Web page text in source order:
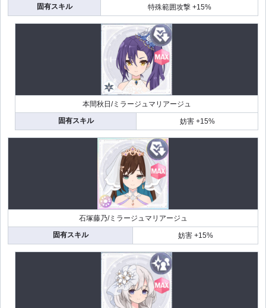
固有スキル
特殊範囲攻撃 +15%
本間秋日/ミラージュマリアージュ
固有スキル
妨害 +15%
石塚藤乃/ミラージュマリアージュ
固有スキル
妨害 +15%